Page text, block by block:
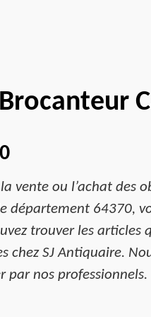
Brocanteur
vente ou l’achat des
département 64370,
trouver les articles
chez SJ Antiquaire.
par nos professionnels.